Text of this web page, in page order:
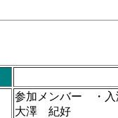
参加メンバー
大澤 紀好